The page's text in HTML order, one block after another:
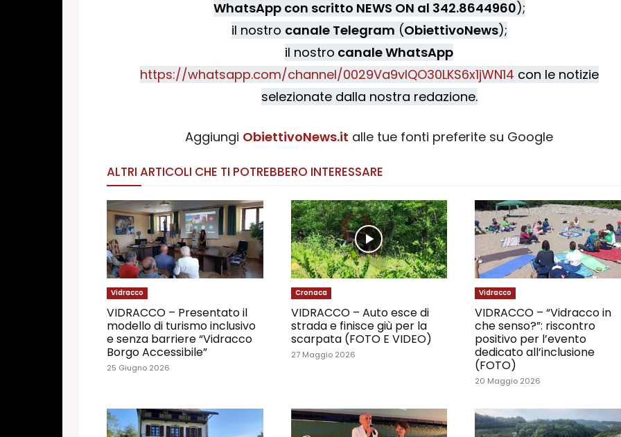
WhatsApp con scritto NEWS ON al 342.8644960);
il nostro canale Telegram (ObiettivoNews);
il nostro canale WhatsApp
https://whatsapp.com/channel/0029Va9vIQO30LKS6x1jWN14 con le notizie
selezionate dalla nostra redazione.
Aggiungi ObiettivoNews.it alle tue fonti preferite su Google
ALTRI ARTICOLI CHE TI POTREBBERO INTERESSARE
Vidracco
VIDRACCO – Presentato il
modello di turismo inclusivo
e senza barriere “Vidracco
Borgo Accessibile”
25 Giugno 2026
Cronaca
VIDRACCO – Auto esce di
strada e finisce giù per la
scarpata (FOTO E VIDEO)
27 Maggio 2026
Vidracco
VIDRACCO – “Vidracco in
che senso?”: riscontro
positivo per l’evento
dedicato all’inclusione
(FOTO)
20 Maggio 2026